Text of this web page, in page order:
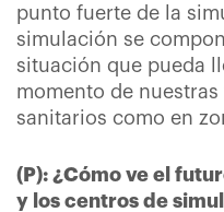
punto fuerte de la
simulación se
situación que pueda
momento de
sanitarios como en
(P): ¿Cómo ve el
y los centros de